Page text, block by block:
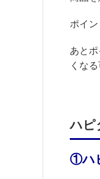
ポイ
あと
くな
ハピ
①ハ